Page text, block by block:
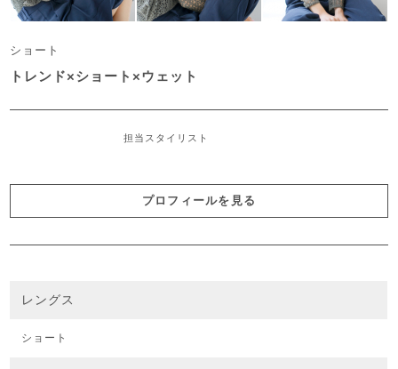
ショート
トレンド×ショート×ウェット
担当スタイリスト
プロフィールを見る
レングス
ショート